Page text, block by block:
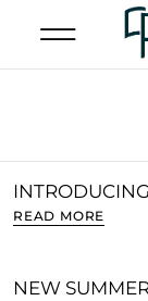
READ MORE
NEW